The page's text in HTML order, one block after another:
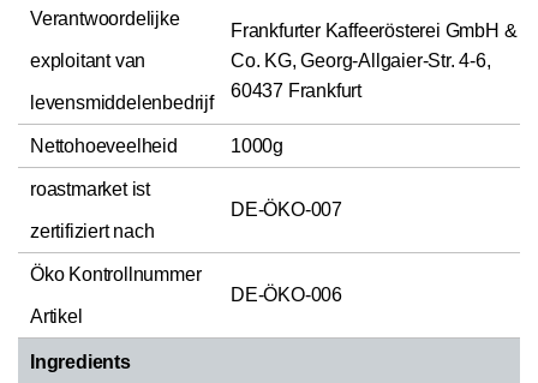
Verantwoordelijke
exploitant van
levensmiddelenbedrijf
Frankfurter Kaffeerösterei GmbH &
Co. KG, Georg-Allgaier-Str. 4-6,
60437 Frankfurt
Nettohoeveelheid 1000g
roastmarket ist
zertifiziert nach
DE-ÖKO-007
Öko Kontrollnummer
Artikel
DE-ÖKO-006
Ingredients